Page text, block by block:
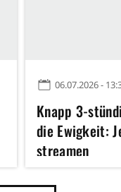
06.07.2026 -
Knapp 3-
die Ewigkeit:
streamen